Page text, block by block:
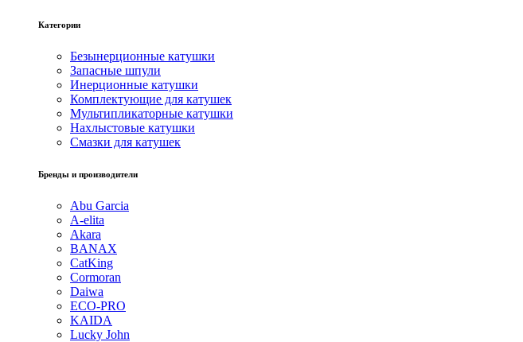
Категории
Безынерционные катушки
Запасные шпули
Инерционные катушки
Комплектующие для катушек
Мультипликаторные катушки
Нахлыстовые катушки
Смазки для катушек
Бренды и производители
Abu Garcia
A-elita
Akara
BANAX
CatKing
Cormoran
Daiwa
ECO-PRO
KAIDA
Lucky John